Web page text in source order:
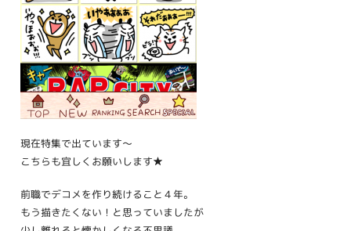
現在特集で出ています〜
こちらも宜しくお願いします★
前職でデコメを作り続けること４年。
もう描きたくない！と思っていましたが